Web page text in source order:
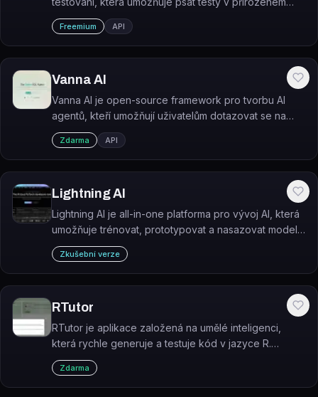
jazyce a podle vlastních tvrzení snižuje náklady na
údržbu testů o 88 %.
Freemium API
Vanna AI
Vanna AI je open-source framework pro tvorbu AI
agentů, kteří umožňují uživatelům dotazovat se na
firemní databáze přirozeným jazykem místo psaní
SQL.
Zdarma API
Lightning AI
Lightning AI je all-in-one platforma pro vývoj AI, která
umožňuje trénovat, prototypovat a nasazovat modely
přímo z prohlížeče bez nutnosti vlastní infrastruktury.
Zkušební verze
RTutor
RTutor je aplikace založená na umělé inteligenci,
která rychle generuje a testuje kód v jazyce R.
Podporována API voláními k OpenAI Davinci
(sourozenci ChatGPT), RTutor překládá přirozené
jazyky do…
Zdarma